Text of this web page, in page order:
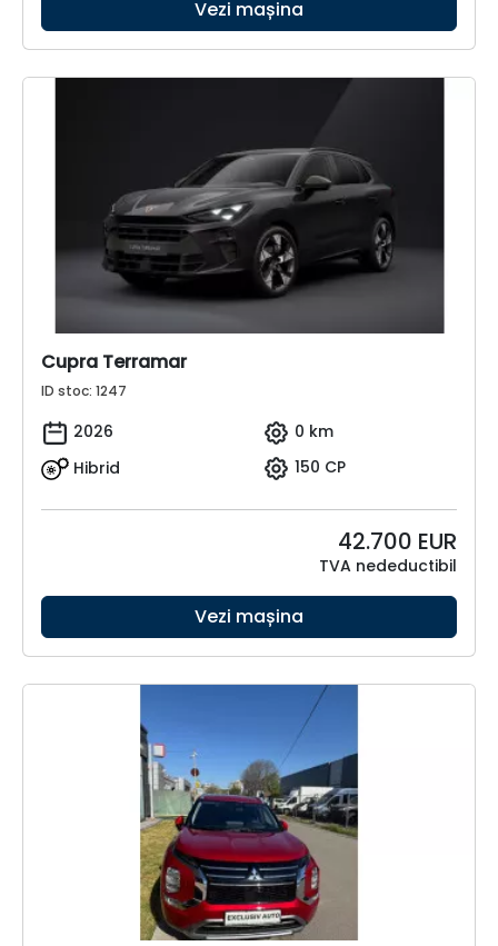
Vezi mașina
Cupra Terramar
ID stoc: 1247
2026
0 km
Hibrid
150 CP
42.700 EUR
TVA nedeductibil
Vezi mașina